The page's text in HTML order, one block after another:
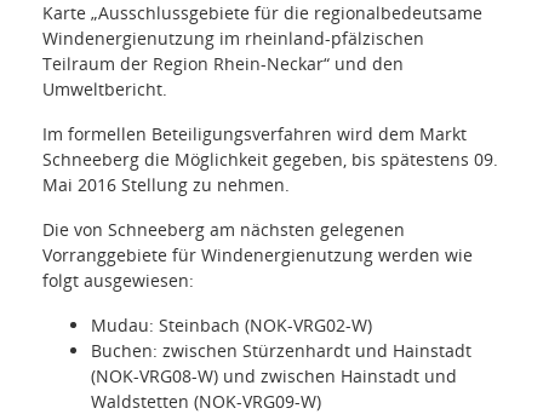
Karte „Ausschlussgebiete für die regionalbedeutsame
Windenergienutzung im rheinland-pfälzischen
Teilraum der Region Rhein-Neckar“ und den
Umweltbericht.
Im formellen Beteiligungsverfahren wird dem Markt
Schneeberg die Möglichkeit gegeben, bis spätestens 09.
Mai 2016 Stellung zu nehmen.
Die von Schneeberg am nächsten gelegenen
Vorranggebiete für Windenergienutzung werden wie
folgt ausgewiesen:
Mudau: Steinbach (NOK-VRG02-W)
Buchen: zwischen Stürzenhardt und Hainstadt
(NOK-VRG08-W) und zwischen Hainstadt und
Waldstetten (NOK-VRG09-W)